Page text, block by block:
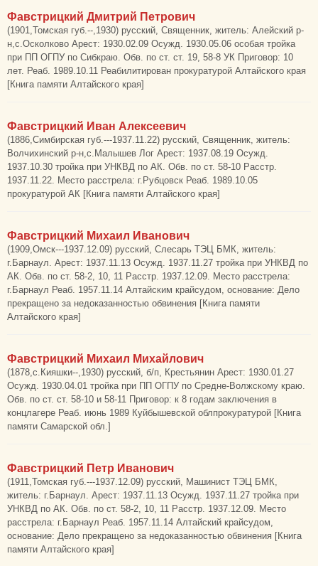
Фавстрицкий Дмитрий Петрович
(1901,Томская губ.--,1930) русский, Священник, житель: Алейский р-
н,с.Осколково Арест: 1930.02.09 Осужд. 1930.05.06 особая тройка
при ПП ОГПУ по Сибкраю. Обв. по ст. ст. 19, 58-8 УК Приговор: 10
лет. Реаб. 1989.10.11 Реабилитирован прокуратурой Алтайского края
[Книга памяти Алтайского края]
Фавстрицкий Иван Алексеевич
(1886,Симбирская губ.---1937.11.22) русский, Священник, житель:
Волчихинский р-н,с.Малышев Лог Арест: 1937.08.19 Осужд.
1937.10.30 тройка при УНКВД по АК. Обв. по ст. 58-10 Расстр.
1937.11.22. Место расстрела: г.Рубцовск Реаб. 1989.10.05
прокуратурой АК [Книга памяти Алтайского края]
Фавстрицкий Михаил Иванович
(1909,Омск---1937.12.09) русский, Слесарь ТЭЦ БМК, житель:
г.Барнаул. Арест: 1937.11.13 Осужд. 1937.11.27 тройка при УНКВД по
АК. Обв. по ст. 58-2, 10, 11 Расстр. 1937.12.09. Место расстрела:
г.Барнаул Реаб. 1957.11.14 Алтайским крайсудом, основание: Дело
прекращено за недоказанностью обвинения [Книга памяти
Алтайского края]
Фавстрицкий Михаил Михайлович
(1878,с.Кияшки--,1930) русский, б/п, Крестьянин Арест: 1930.01.27
Осужд. 1930.04.01 тройка при ПП ОГПУ по Средне-Волжскому краю.
Обв. по ст. ст. 58-10 и 58-11 Приговор: к 8 годам заключения в
концлагере Реаб. июнь 1989 Куйбышевской облпрокуратурой [Книга
памяти Самарской обл.]
Фавстрицкий Петр Иванович
(1911,Томская губ.---1937.12.09) русский, Машинист ТЭЦ БМК,
житель: г.Барнаул. Арест: 1937.11.13 Осужд. 1937.11.27 тройка при
УНКВД по АК. Обв. по ст. 58-2, 10, 11 Расстр. 1937.12.09. Место
расстрела: г.Барнаул Реаб. 1957.11.14 Алтайский крайсудом,
основание: Дело прекращено за недоказанностью обвинения [Книга
памяти Алтайского края]